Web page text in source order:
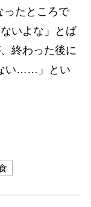
たところで
いよな」とば
終わった後に
い……」とい